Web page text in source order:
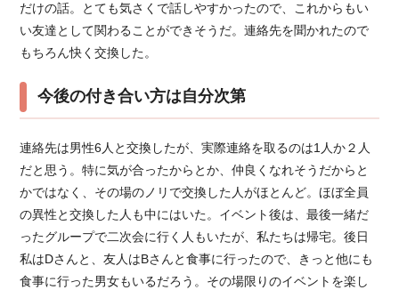
だけの話。とても気さくで話しやすかったので、これからもい
い友達として関わることができそうだ。連絡先を聞かれたので
もちろん快く交換した。
今後の付き合い方は自分次第
連絡先は男性6人と交換したが、実際連絡を取るのは1人か２人
だと思う。特に気が合ったからとか、仲良くなれそうだからと
かではなく、その場のノリで交換した人がほとんど。ほぼ全員
の異性と交換した人も中にはいた。イベント後は、最後一緒だ
ったグループで二次会に行く人もいたが、私たちは帰宅。後日
私はDさんと、友人はBさんと食事に行ったので、きっと他にも
食事に行った男女もいるだろう。その場限りのイベントを楽し